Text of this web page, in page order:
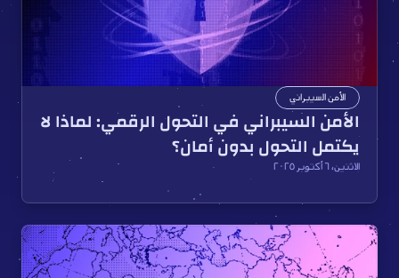
الأمن السيبراني
يكتمل التحول بدون أمان؟
الاثنين، ٦ أكتوبر ٢٠٢٥